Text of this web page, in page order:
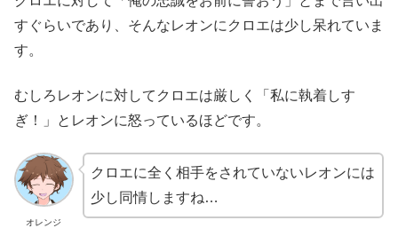
すぐらいであり、そんなレオンにクロエは少し呆れていま
す。
むしろレオンに対してクロエは厳しく「私に執着しす
ぎ！」とレオンに怒っているほどです。
オレンジ
クロエに全く相手をされていないレオンには
少し同情しますね…